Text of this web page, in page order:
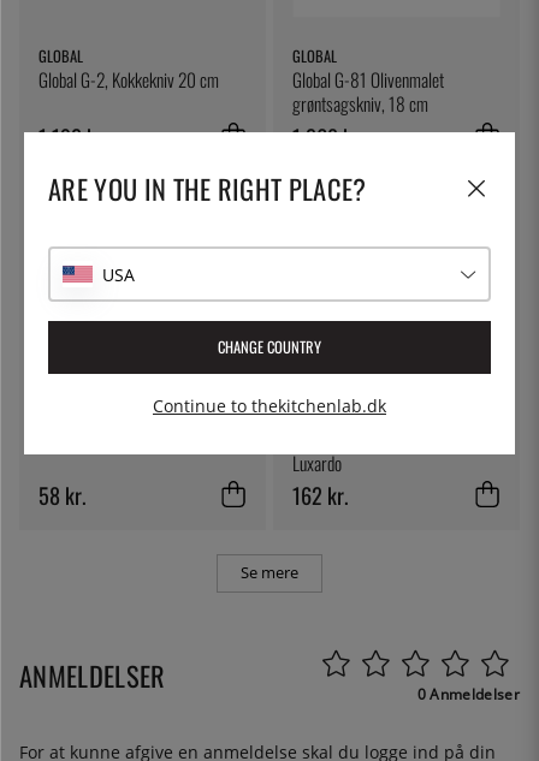
GLOBAL
Global G-2, Kokkekniv 20 cm
1 192 kr.
GLOBAL
Global G-81 Olivenmalet
grøntsagskniv, 18 cm
1 268 kr.
58 kr.
LUXARDO
Luxardo
162 kr.
Se mere
ANMELDELSER 0 Anmeldelser
For at kunne afgive en anmeldelse skal du logge ind på din
ARE YOU IN THE RIGHT PLACE?
USA
CHANGE COUNTRY
Continue to thekitchenlab.dk